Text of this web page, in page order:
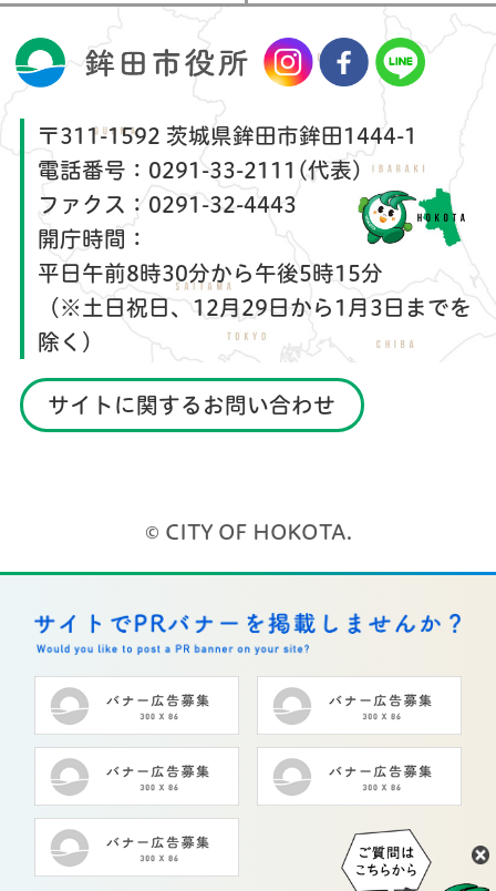
〒311-1592 茨城県鉾田市鉾田1444-1
電話番号： 0291-33-2111(代表)
ファクス： 0291-32-4443
開庁時間：
平日午前8時30分から午後5時15分
（※土日祝日、12月29日から1月3日までを
除く）
サイトに関するお問い合わせ
© CITY OF HOKOTA.